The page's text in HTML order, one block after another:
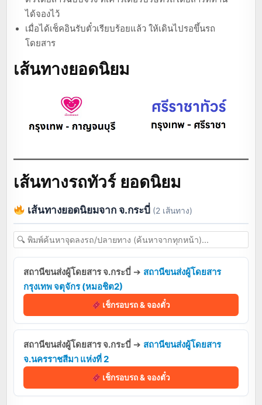
ได้จองไว้
เมื่อได้เช็คอินรับตั๋วเรียบร้อยแล้ว ให้เดินไปรอขึ้นรถ
โดยสาร
เส้นทางยอดนิยม
เส้นทางรถทัวร์ ยอดนิยม
เส้นทางยอดนิยมจาก จ.กระบี่ (2 เส้นทาง)
สถานีขนส่งผู้โดยสาร จ.กระบี่ ➔ สถานีขนส่งผู้โดยสาร
กรุงเทพ จตุจักร (หมอชิต2)
เช็กรอบรถ & จองตั๋ว
สถานีขนส่งผู้โดยสาร จ.กระบี่ ➔ สถานีขนส่งผู้โดยสาร
จ.นครราชสีมา แห่งที่ 2
เช็กรอบรถ & จองตั๋ว